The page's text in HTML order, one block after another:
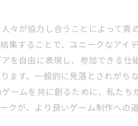
が協力し合うことによって真
集することで、ユニークなアイ
を自由に表現し、参加できる仕
ます。一般的に見落とされがち
ームを共に創るために、私たち
クが、より良いゲーム制作への